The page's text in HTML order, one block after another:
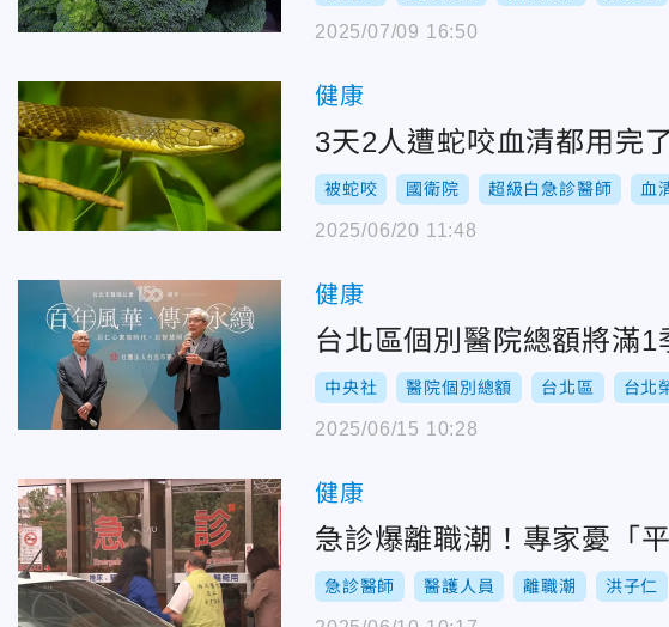
2025/07/09 16:50
健康
3天2人遭蛇咬血清都用完
被蛇咬 國衛院 超級白急診醫師 血
2025/06/20 11:48
健康
台北區個別醫院總額將滿1
中央社 醫院個別總額 台北區 台北
2025/06/15 10:28
健康
急診爆離職潮！專家憂「
急診醫師 醫護人員 離職潮 洪子仁